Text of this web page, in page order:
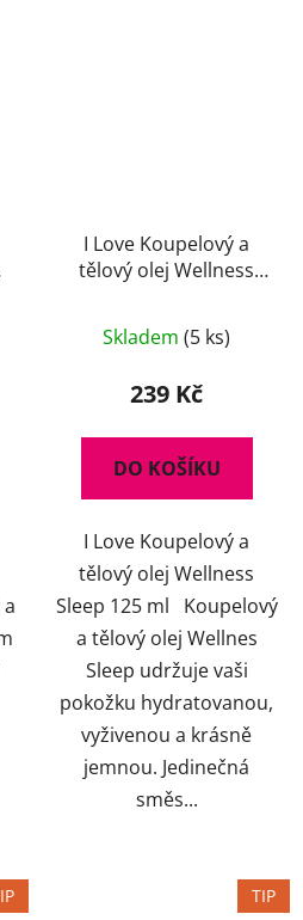
I Love Koupelový a
tělový olej Wellness
Skladem (5 ks)
239 Kč
DO KOŠÍKU
I Love Koupelový a
tělový olej Wellness
Sleep 125 ml Koupelový
a tělový olej Wellnes
Sleep udržuje vaši
pokožku hydratovanou,
vyživenou a krásně
jemnou. Jedinečná
směs...
TIP